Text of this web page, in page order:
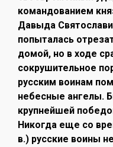
командованием
Давыда
попыталась
домой, но в ходе
сокрушительное
русским воинам
небесные ангелы.
крупнейшей
Никогда еще со
в.) русские воины